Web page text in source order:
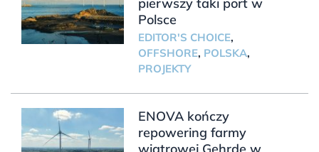
Polsce
EDITOR'S CHOICE,
OFFSHORE, POLSKA,
PROJEKTY
ENOVA kończy
repowering farmy
wiatrowej Gehrde w